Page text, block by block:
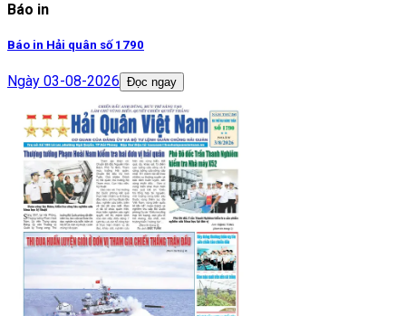
Báo in
Báo in Hải quân số 1790
Ngày 03-08-2026 Đọc ngay